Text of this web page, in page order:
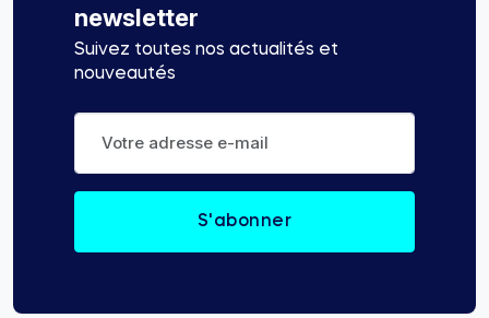
newsletter
Suivez toutes nos actualités et
nouveautés